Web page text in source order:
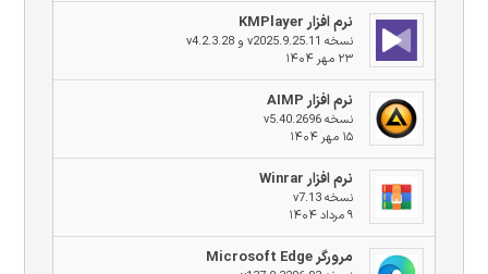
نرم افزار KMPlayer
نسخه v2025.9.25.11 و v4.2.3.28
۲۳ مهر ۱۴۰۴
نرم افزار AIMP
نسخه v5.40.2696
۱۵ مهر ۱۴۰۴
نرم افزار Winrar
نسخه v7.13
۹ مرداد ۱۴۰۴
مرورگر Microsoft Edge